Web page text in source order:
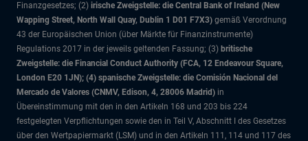
Finanzgesetzes; (2) irische Zweigstelle: die Central Bank of Ireland (New
Wapping Street, North Wall Quay, Dublin 1 D01 F7X3) gemäß Verordnung
43 der Europäischen Union (über Märkte für Finanzinstrumente)
Regulations 2017 in der jeweils geltenden Fassung; (3) britische
Zweigstelle: die Financial Conduct Authority (FCA, 12 Endeavour Square,
London E20 1JN); (4) spanische Zweigstelle: die Comisión Nacional del
Mercado de Valores (CNMV, Edison, 4, 28006 Madrid) in
Übereinstimmung mit den in den Artikeln 168 und 203 bis 224
festgelegten Verpflichtungen sowie den in Teil V, Abschnitt I des Gesetzes
über den Wertpapiermarkt (LSM) und in den Artikeln 111, 114 und 117 des